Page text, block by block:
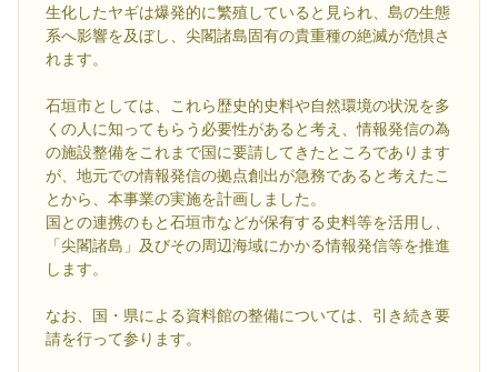
生化したヤギは爆発的に繁殖していると見られ、島の生態
系へ影響を及ぼし、尖閣諸島固有の貴重種の絶滅が危惧さ
れます。
石垣市としては、これら歴史的史料や自然環境の状況を多
くの人に知ってもらう必要性があると考え、情報発信の為
の施設整備をこれまで国に要請してきたところであります
が、地元での情報発信の拠点創出が急務であると考えたこ
とから、本事業の実施を計画しました。
国との連携のもと石垣市などが保有する史料等を活用し、
「尖閣諸島」及びその周辺海域にかかる情報発信等を推進
します。
なお、国・県による資料館の整備については、引き続き要
請を行って参ります。